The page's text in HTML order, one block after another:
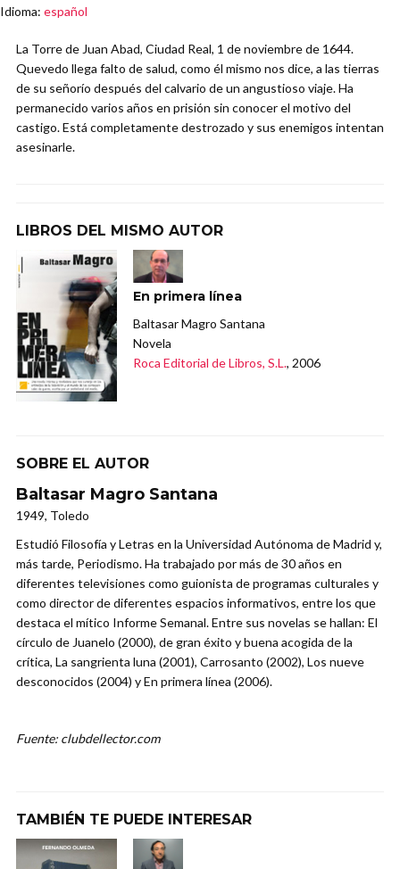
Idioma: español
La Torre de Juan Abad, Ciudad Real, 1 de noviembre de 1644.
Quevedo llega falto de salud, como él mismo nos dice, a las tierras
de su señorío después del calvario de un angustioso viaje. Ha
permanecido varios años en prisión sin conocer el motivo del
castigo. Está completamente destrozado y sus enemigos intentan
asesinarle.
LIBROS DEL MISMO AUTOR
En primera línea
Baltasar Magro Santana
Novela
Roca Editorial de Libros, S.L., 2006
SOBRE EL AUTOR
Baltasar Magro Santana
1949, Toledo
Estudió Filosofía y Letras en la Universidad Autónoma de Madrid y,
más tarde, Periodismo. Ha trabajado por más de 30 años en
diferentes televisiones como guionista de programas culturales y
como director de diferentes espacios informativos, entre los que
destaca el mítico Informe Semanal. Entre sus novelas se hallan: El
círculo de Juanelo (2000), de gran éxito y buena acogida de la
crítica, La sangrienta luna (2001), Carrosanto (2002), Los nueve
desconocidos (2004) y En primera línea (2006).
Fuente: clubdellector.com
TAMBIÉN TE PUEDE INTERESAR